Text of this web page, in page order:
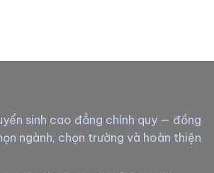
sinh cao đẳng chính quy — đồng
ngành, chọn trường và hoàn thiện